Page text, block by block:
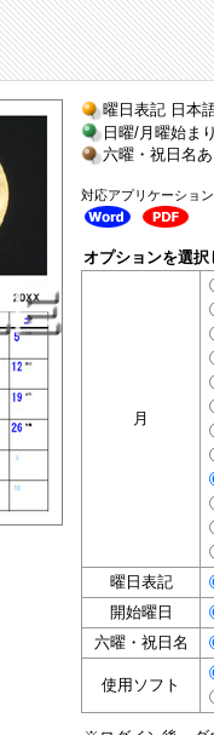
曜日表記 日本
日曜/月曜始まり
六曜・祝日名
対応アプリケーション
オプションを選
月
曜日表記
開始曜日
六曜・祝日名
使用ソフト